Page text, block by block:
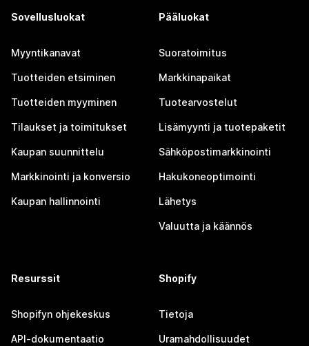
Sovellusluokat
Myyntikanavat
Tuotteiden etsiminen
Tuotteiden myyminen
Tilaukset ja toimitukset
Kaupan suunnittelu
Markkinointi ja konversio
Kaupan hallinnointi
Pääluokat
Suoratoimitus
Markkinapaikat
Tuotearvostelut
Lisämyynti ja tuotepaketit
Sähköpostimarkkinointi
Hakukoneoptimointi
Lähetys
Valuutta ja käännös
Resurssit
Shopifyn ohjekeskus
API-dokumentaatio
Shopify
Tietoja
Uramahdollisuudet